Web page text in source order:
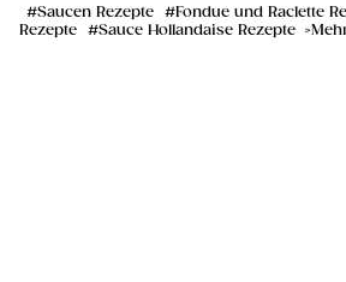
Saucen Rezepte Fondue und Raclette
Rezepte
Sauce Hollandaise Rezepte